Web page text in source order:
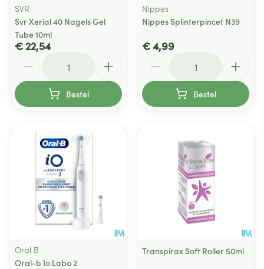
SVR
Svr Xerial 40 Nagels Gel
Tube 10ml
€ 22,54
Bestel
Nippes
Nippes Splinterpincet N39
€ 4,99
Bestel
Oral B
Oral-b Io Labo 2
Transpirax Soft Roller 50ml